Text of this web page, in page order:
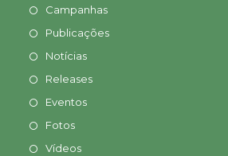
Campanhas
Publicações
Notícias
Releases
Eventos
Fotos
Vídeos